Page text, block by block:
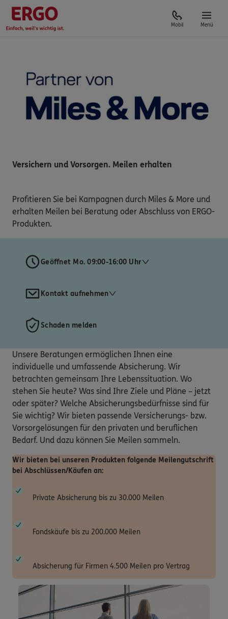
Mobil Menü
Versichern und Vorsorgen. Meilen erhalten
Profitieren Sie bei Kampagnen durch Miles & More und
erhalten Meilen bei Beratung oder Abschluss von ERGO-
Produkten.
Geöffnet Mo. 09:00-16:00 Uhr
Kontakt aufnehmen
Schaden melden
Unsere Beratungen ermöglichen Ihnen eine
individuelle und umfassende Absicherung. Wir
betrachten gemeinsam Ihre Lebenssituation. Wo
stehen Sie heute? Was sind Ihre Ziele und Pläne – jetzt
oder später? Welche Absicherungsbedürfnisse sind für
Sie wichtig? Wir bieten passende Versicherungs- bzw.
Vorsorgelösungen für den privaten und beruflichen
Bedarf. Und dazu können Sie Meilen sammeln.
Wir bieten bei unseren Produkten folgende Meilengutschrift
bei Abschlüssen/Käufen an:
Private Absicherung bis zu 30.000 Meilen
Fondskäufe bis zu 200.000 Meilen
Absicherung für Firmen 4.500 Meilen pro Vertrag